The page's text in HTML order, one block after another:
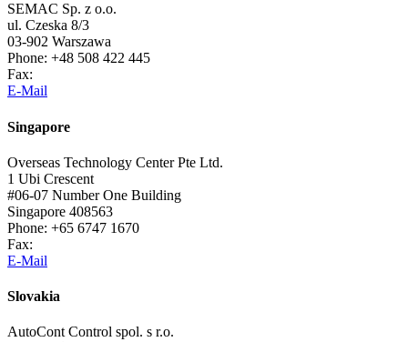
SEMAC Sp. z o.o.
ul. Czeska 8/3
03-902 Warszawa
Phone: +48 508 422 445
Fax:
E-Mail
Singapore
Overseas Technology Center Pte Ltd.
1 Ubi Crescent
#06-07 Number One Building
Singapore 408563
Phone: +65 6747 1670
Fax:
E-Mail
Slovakia
AutoCont Control spol. s r.o.